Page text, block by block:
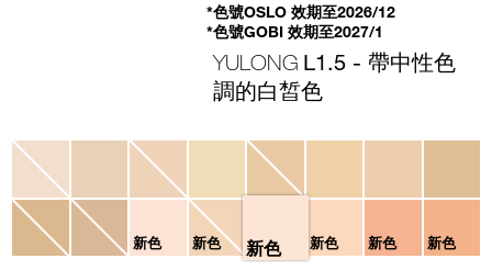
*色號OSLO 效期至2026/12
*色號GOBI 效期至2027/1
YULONG L1.5 - 帶中性色
調的白皙色
Variations
新色 新色 新色 新色 新色 新色